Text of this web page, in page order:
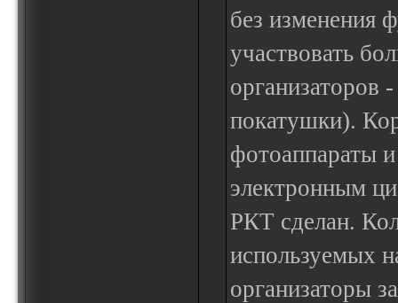
без изменения
участвовать
организаторов
покатушки).
фотоаппараты
электронным
РКТ сделан.
используемых
организаторы